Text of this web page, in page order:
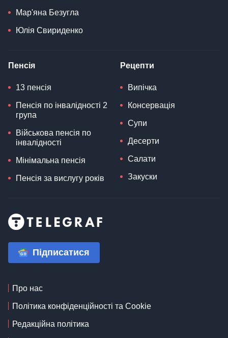
Мар'яна Безугла
Юлія Свириденко
Пенсія
13 пенсія
Пенсія по інвалідності 2
група
Військова пенсія по
інвалідності
Мінімальна пенсія
Пенсія за вислугу років
Рецепти
Випічка
Консервація
Супи
Десерти
Салати
Закуски
Підписатися
Про нас
Політика конфіденційності та Cookie
Редакційна політика